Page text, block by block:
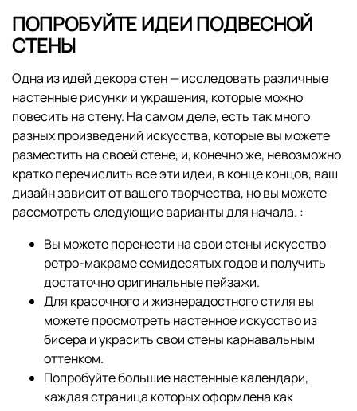
ПОПРОБУЙТЕ ИДЕИ ПОДВЕСНОЙ
СТЕНЫ
Одна из идей декора стен — исследовать различные
настенные рисунки и украшения, которые можно
повесить на стену. На самом деле, есть так много
разных произведений искусства, которые вы можете
разместить на своей стене, и, конечно же, невозможно
кратко перечислить все эти идеи, в конце концов, ваш
дизайн зависит от вашего творчества, но вы можете
рассмотреть следующие варианты для начала. :
Вы можете перенести на свои стены искусство
ретро-макраме семидесятых годов и получить
достаточно оригинальные пейзажи.
Для красочного и жизнерадостного стиля вы
можете просмотреть настенное искусство из
бисера и украсить свои стены карнавальным
оттенком.
Попробуйте большие настенные календари,
каждая страница которых оформлена как